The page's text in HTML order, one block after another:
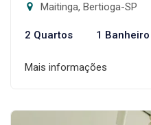
Maitinga, Bertioga-SP
2 Quartos 1 Banheiro
Mais informações